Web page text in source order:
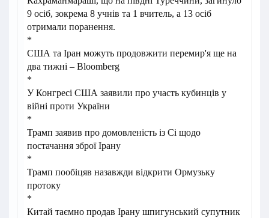
9 осіб, зокрема 8 учнів та 1 вчитель, а 13 осіб
отримали поранення.
*
США та Іран можуть продовжити перемир'я ще на
два тижні – Bloomberg
*
У Конгресі США заявили про участь кубинців у
війні проти України
*
Трамп заявив про домовленість із Сі щодо
постачання зброї Ірану
*
Трамп пообіцяв назавжди відкрити Ормузьку
протоку
*
Китай таємно продав Ірану шпигунський супутник